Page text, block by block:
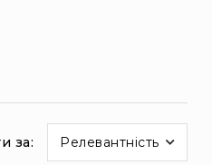
за Релевантність